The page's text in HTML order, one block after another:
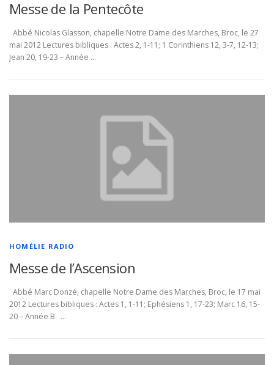
Messe de la Pentecôte
Abbé Nicolas Glasson, chapelle Notre Dame des Marches, Broc, le 27
mai 2012 Lectures bibliques : Actes 2, 1-11; 1 Corinthiens 12, 3-7, 12-13;
Jean 20, 19-23 – Année …
HOMÉLIE RADIO
Messe de l’Ascension
Abbé Marc Donzé, chapelle Notre Dame des Marches, Broc, le 17 mai
2012 Lectures bibliques : Actes 1, 1-11; Ephésiens 1, 17-23; Marc 16, 15-
20 – Année B …